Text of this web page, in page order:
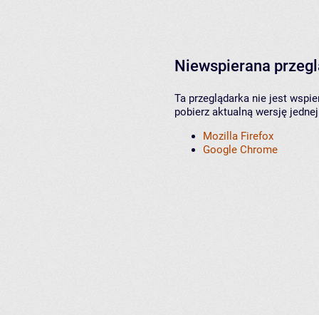
Niewspierana
Ta przeglądarka nie jest
pobierz aktualną wersję
Mozilla Firefox
Google Chrome